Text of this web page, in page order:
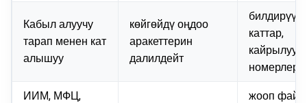
Кабыл алуучу
тарап менен кат
алышуу
көйгөйдү оңдоо
аракеттерин
далилдейт
каттар,
кайрылуу
номерлери
ИИМ, МФЦ,
жооп